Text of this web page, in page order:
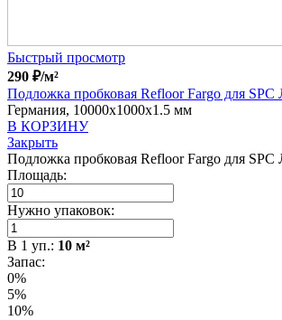
Быстрый просмотр
290 ₽/м²
Подложка пробковая Refloor Fargo для
Германия, 10000x1000x1.5 мм
В КОРЗИНУ
Закрыть
Подложка пробковая Refloor Fargo для
Площадь:
Нужно упаковок:
В 1 уп.: 10 м²
Запас:
0%
5%
10%